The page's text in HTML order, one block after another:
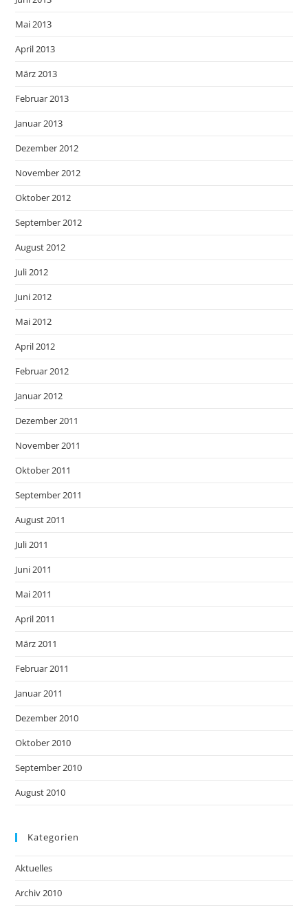
Mai 2013
April 2013
März 2013
Februar 2013
Januar 2013
Dezember 2012
November 2012
Oktober 2012
September 2012
August 2012
Juli 2012
Juni 2012
Mai 2012
April 2012
Februar 2012
Januar 2012
Dezember 2011
November 2011
Oktober 2011
September 2011
August 2011
Juli 2011
Juni 2011
Mai 2011
April 2011
März 2011
Februar 2011
Januar 2011
Dezember 2010
Oktober 2010
September 2010
August 2010
Kategorien
Aktuelles
Archiv 2010